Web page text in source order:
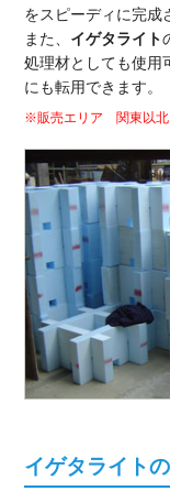
をスピーディに完成
また、 イゲタライト
処理材としても使用
にも転用できます。
※販売エリア 関東以北
イゲタライト